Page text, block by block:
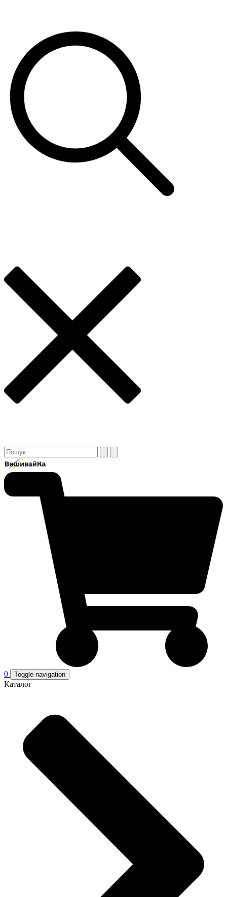
0 Toggle navigation
Каталог